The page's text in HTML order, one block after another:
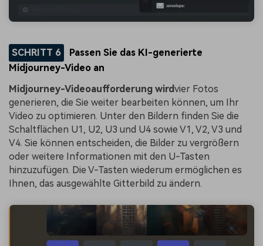
SCHRITT 6
Passen Sie das KI-generierte
Midjourney-Video an
Midjourney-Videoaufforderung wirdvier Fotos
generieren, die Sie weiter bearbeiten können, um Ihr
Video zu optimieren. Unter den Bildern finden Sie die
Schaltflächen U1, U2, U3 und U4 sowie V1, V2, V3 und
V4. Sie können entscheiden, die Bilder zu vergrößern
oder weitere Informationen mit den U-Tasten
hinzuzufügen. Die V-Tasten wiederum ermöglichen es
Ihnen, das ausgewählte Gitterbild zu ändern.